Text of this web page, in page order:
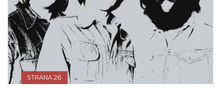
STRANA 26